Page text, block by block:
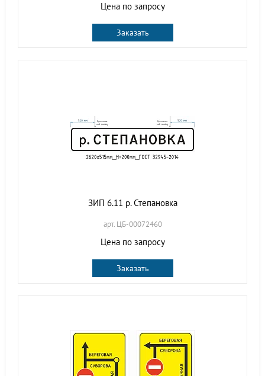
Цена по запросу
Заказать
ЗИП 6.11 р. Степановка
арт. ЦБ-00072460
Цена по запросу
Заказать